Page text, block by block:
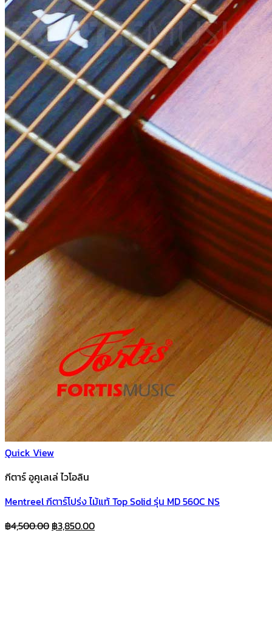
Quick View
กีตาร์ อูคูเลเล่ ไวโอลิน
Mentreel กีตาร์โปร่ง ไม้แท้ Top Solid รุ่น MD 560C NS
฿4,500.00 Original
฿3,850.00Current